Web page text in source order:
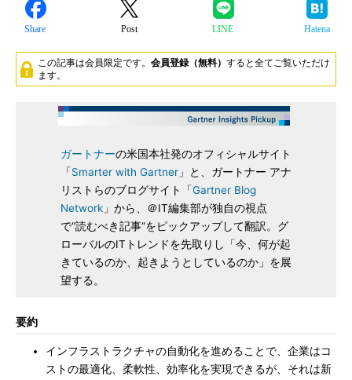
Share Post LINE Hatena
この記事は会員限定です。 会員登録（無料） すると全てご覧いただけ
ます。
ガートナーの米国本社発のオフィシャルサイト
「Smarter with Gartner」と、ガートナー アナ
リストらのブログサイト「Gartner Blog
Network」から、＠IT編集部が独自の視点
で“読むべき記事”をピックアップして翻訳。グ
ローバルのITトレンドを先取りし「今、何が起
きているのか、起きようとしているのか」を展
望する。
要約
インフラストラクチャの自動化を進めることで、企業はコ
ストの最適化、柔軟性、効率化を実現できるが、それは新